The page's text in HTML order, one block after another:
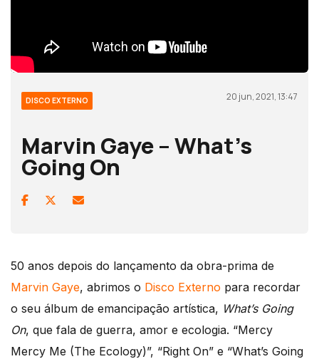
DISCO EXTERNO 20 jun, 2021, 13:47
Marvin Gaye – What’s
Going On
50 anos depois do lançamento da obra-prima de
Marvin Gaye, abrimos o Disco Externo para recordar
o seu álbum de emancipação artística, What’s Going
On, que fala de guerra, amor e ecologia. “Mercy
Mercy Me (The Ecology)”, “Right On” e “What’s Going